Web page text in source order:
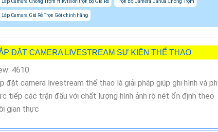
Lắp Camera Chống Trộm Hikvision trọn bộ Giá Rẻ Trọn Bộ Camera Dahua Chống Trộm
Lắp Camera Giá Rẻ Trọn Gói chính hãng
ĐẶT CAMERA LIVESTREAM SỰ KIỆN THỂ THAO
4610.
đặt camera livestream thể thao là giải pháp giúp ghi hình và
tiếp các trận đấu với chất lượng hình ảnh rõ nét ổn định theo
gian thực